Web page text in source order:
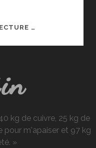
…
kg de cuivre, 25 kg de
pour m'apaiser et 97 kg
»